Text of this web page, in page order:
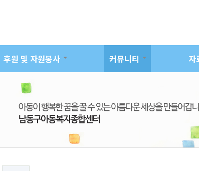
후원 및 자원봉사 커뮤니티 자